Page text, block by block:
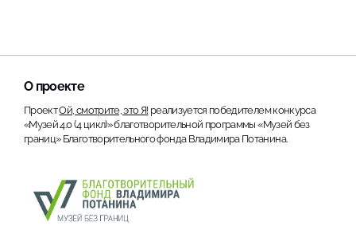
О проекте
ПроектОй, смотрите, это Я! реализуется победителем конкурса
«Музей 4.0 (4 цикл)» благотворительной программы «Музей без
границ» Благотворительного фонда Владимира Потанина.